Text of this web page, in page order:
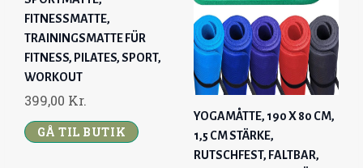
FITNESSMATTE,
TRAININGSMATTE FÜR
FITNESS, PILATES, SPORT,
WORKOUT
399,00 Kr.
GÅ TIL BUTIK
YOGAMÅTTE, 190 X 80 CM,
1,5 CM STÄRKE,
RUTSCHFEST, FALTBAR,